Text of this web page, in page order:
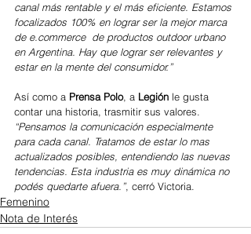
canal más rentable y el más eficiente. Estamos
focalizados 100% en lograr ser la mejor marca
de e.commerce  de productos outdoor urbano
en Argentina. Hay que lograr ser relevantes y
estar en la mente del consumidor.”
Así como a Prensa Polo, a Legión le gusta
contar una historia, trasmitir sus valores.
“Pensamos la comunicación especialmente
para cada canal. Tratamos de estar lo mas
actualizados posibles, entendiendo las nuevas
tendencias. Esta industria es muy dinámica no
podés quedarte afuera.”, cerró Victoria.
Femenino
Nota de Interés